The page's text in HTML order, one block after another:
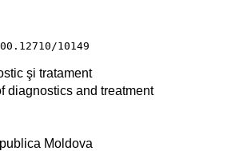
10149
şi tratament
diagnostics and treatment
Moldova